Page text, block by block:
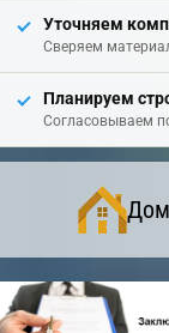
Уточняем
Сверяем
Планируем
Согласовываем